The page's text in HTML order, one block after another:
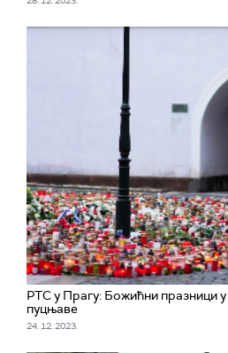
РТС у Прагу: Божићни празници
пуцњаве
24. 12. 2023.